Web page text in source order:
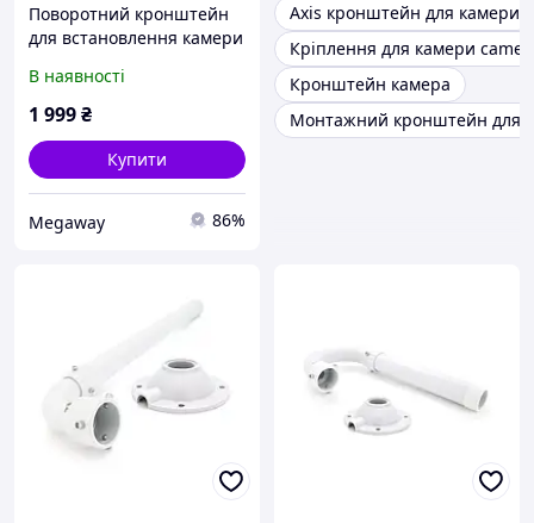
Поворотний кронштейн
для встановлення камери
відеоспостереження
В наявності
1 999₴
Купити
Megaway 86%
Axis кронштейн для камери
Кріплення для камери
Кронштейн камера
Монтажний кронштейн для